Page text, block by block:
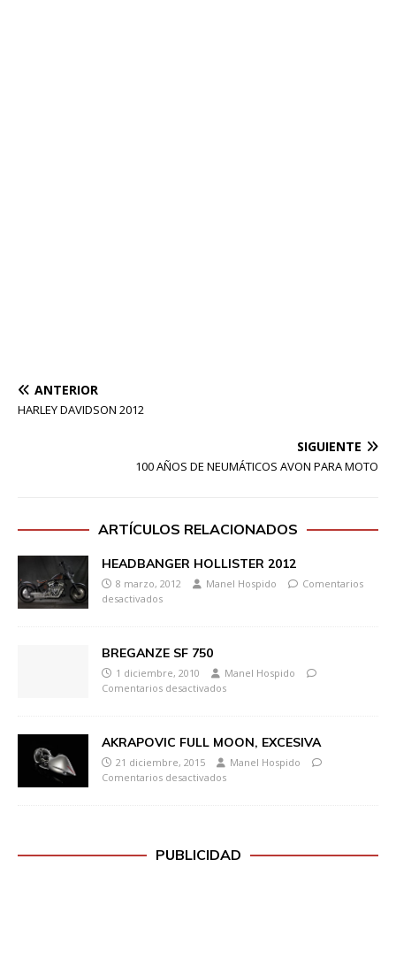
ANTERIOR
HARLEY DAVIDSON 2012
SIGUIENTE
100 AÑOS DE NEUMÁTICOS AVON PARA MOTO
ARTÍCULOS RELACIONADOS
HEADBANGER HOLLISTER 2012
8 marzo, 2012 Manel Hospido
Comentarios
desactivados
BREGANZE SF 750
1 diciembre, 2010
Manel Hospido
Comentarios desactivados
AKRAPOVIC FULL MOON, EXCESIVA
21 diciembre, 2015
Manel Hospido
Comentarios desactivados
PUBLICIDAD